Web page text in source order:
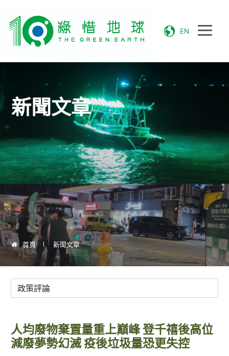
EN
新聞文章
首頁 新聞文章
人均廢物棄置量重上巔峰 登千禧後高位
減廢夢勢幻滅 疫後垃圾量恐更失控